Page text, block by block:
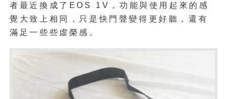
者最近換成了EOS
1V，功能與使用起來的感
覺大致上相同，只是快門聲變得更好聽，還有
滿足一些些虛榮感。